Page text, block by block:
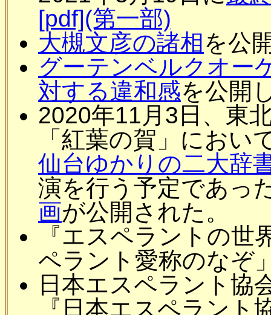
[pdf](第一部)
大槻文彦の諸相を公
グーテンベルクオー
対する違和感を公開
2020年11月3日、東
「紅葉の賀」におい
仙台ゆかりの二大辞
演を行う予定であっ
画が公開された。
『エスペラントの
ペラント愛称のなぞ
日本エスペラント協
『日本エスペラン